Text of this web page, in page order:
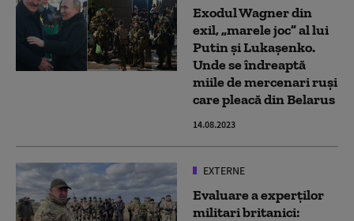
Exodul Wagner din
exil, „marele joc” al lui
Putin și Lukașenko.
Unde se îndreaptă
miile de mercenari ruși
care pleacă din Belarus
14.08.2023
EXTERNE
Evaluare a experților
militari britanici: